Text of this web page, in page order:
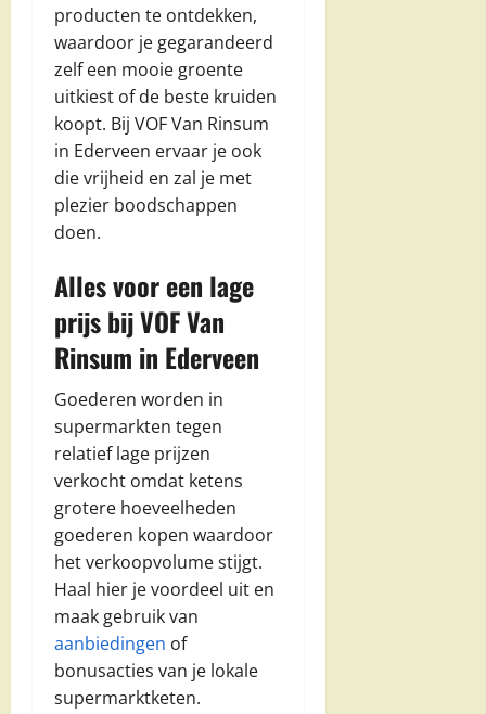
producten te ontdekken,
waardoor je gegarandeerd
zelf een mooie groente
uitkiest of de beste kruiden
koopt. Bij VOF Van Rinsum
in Ederveen ervaar je ook
die vrijheid en zal je met
plezier boodschappen
doen.
Alles voor een lage
prijs bij VOF Van
Rinsum in Ederveen
Goederen worden in
supermarkten tegen
relatief lage prijzen
verkocht omdat ketens
grotere hoeveelheden
goederen kopen waardoor
het verkoopvolume stijgt.
Haal hier je voordeel uit en
maak gebruik van
aanbiedingen of
bonusacties van je lokale
supermarktketen.